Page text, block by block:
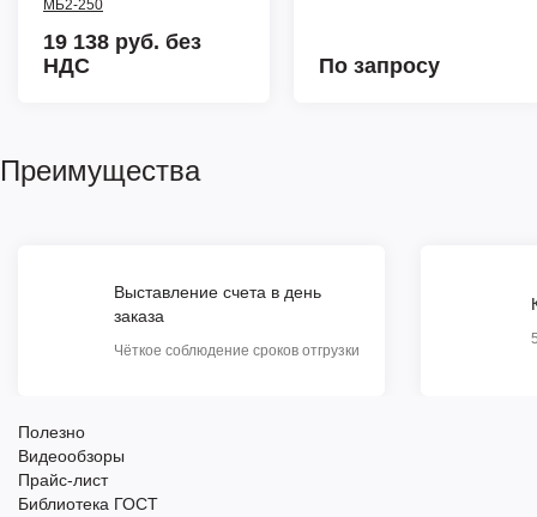
МБ2-250
19 138 руб. без
НДС
По запросу
Преимущества
Выставление счета в день
заказа
Чёткое соблюдение сроков отгрузки
Полезно
Видеообзоры
Прайс-лист
Библиотека ГОСТ